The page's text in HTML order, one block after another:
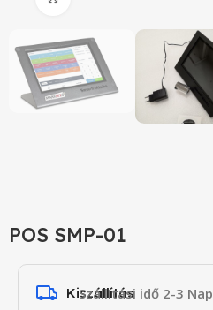
POS SMP-01
Kiszállítás
Szállítási idő 2-3 Nap